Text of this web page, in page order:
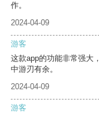
作。
2024-04-09
游客
这款app的功能非常强大
中游刃有余。
2024-04-09
游客